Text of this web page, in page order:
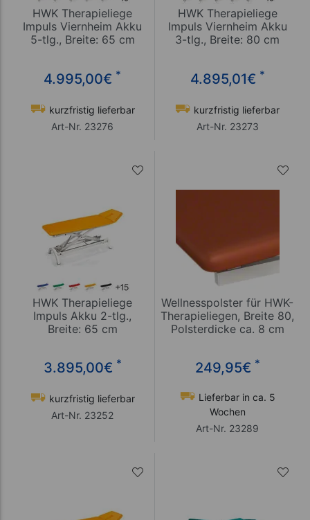
HWK Therapieliege
Impuls Viernheim Akku
5-tlg., Breite: 65 cm
4.995,00€ *
kurzfristig lieferbar
Art-Nr. 23276
HWK Therapieliege
Impuls Viernheim Akku
3-tlg., Breite: 80 cm
4.895,01€ *
kurzfristig lieferbar
Art-Nr. 23273
HWK Therapieliege
Impuls Akku 2-tlg.,
Breite: 65 cm
3.895,00€ *
kurzfristig lieferbar
Art-Nr. 23252
Wellnesspolster für HWK-
Therapieliegen, Breite 80,
Polsterdicke ca. 8 cm
249,95€ *
Lieferbar in ca. 5
Wochen
Art-Nr. 23289